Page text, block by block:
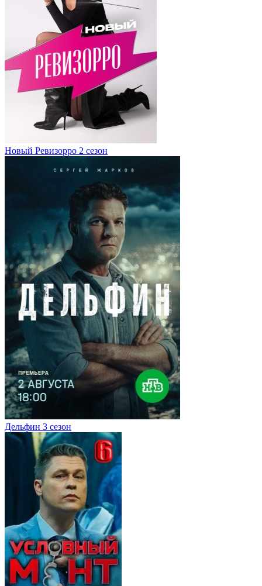
Новый Ревизорро 2 сезон
Дельфин 3 сезон